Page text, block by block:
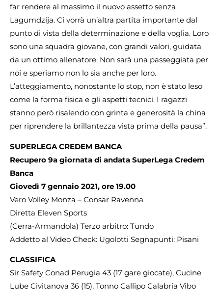
far rendere al massimo il nuovo assetto senza
Lagumdzija. Ci vorrà un’altra partita importante dal
punto di vista della determinazione e della voglia. Loro
sono una squadra giovane, con grandi valori, guidata
da un ottimo allenatore. Non sarà una passeggiata per
noi e speriamo non lo sia anche per loro.
L’atteggiamento, nonostante lo stop, non è stato leso
come la forma fisica e gli aspetti tecnici. I ragazzi
stanno però risalendo con grinta e generosità la china
per riprendere la brillantezza vista prima della pausa”.
SUPERLEGA CREDEM BANCA
Recupero 9a giornata di andata SuperLega Credem
Banca
Giovedì 7 gennaio 2021, ore 19.00
Vero Volley Monza – Consar Ravenna
Diretta Eleven Sports
(Cerra-Armandola) Terzo arbitro: Tundo
Addetto al Video Check: Ugolotti Segnapunti: Pisani
CLASSIFICA
Sir Safety Conad Perugia 43 (17 gare giocate), Cucine
Lube Civitanova 36 (15), Tonno Callipo Calabria Vibo